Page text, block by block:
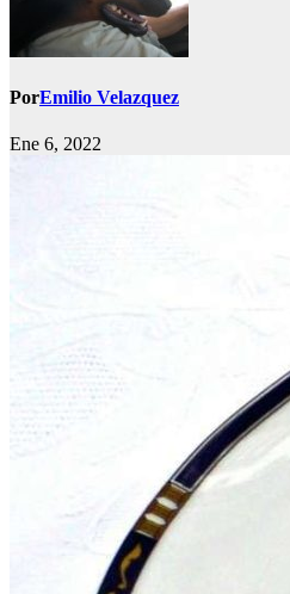
PorEmilio Velazquez
Ene 6, 2022